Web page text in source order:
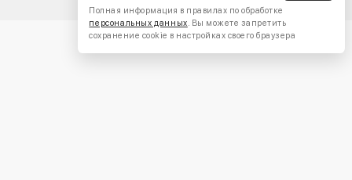
Полная информация в правилах по обработке
персональных данных. Вы можете запретить
сохранение cookie в настройках своего браузера